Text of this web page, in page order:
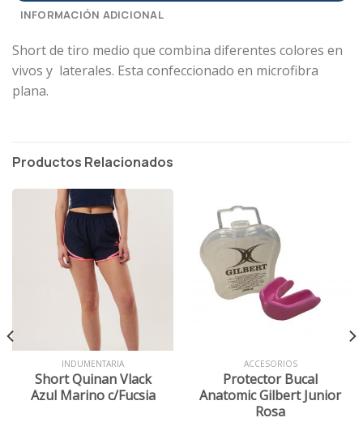
INFORMACIÓN ADICIONAL
Short de tiro medio que combina diferentes colores en
vivos y laterales. Esta confeccionado en microfibra
plana.
Productos Relacionados
INDUMENTARIA
Short Quinan Vlack
Azul Marino c/Fucsia
ACCESORIOS
Protector Bucal
Anatomic Gilbert Junior
Rosa